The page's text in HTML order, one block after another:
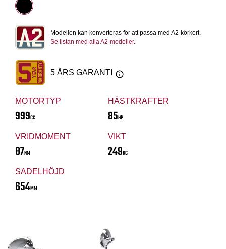
MOTORTYP
999CC
HÄSTKRAFTER
85HP
VRIDMOMENT
87NM
VIKT
249KG
SADELHÖJD
654MM
Modellen kan konverteras för att passa med A2-körkort.
Se listan med alla A2-modeller.
5 ÅRS GARANTI